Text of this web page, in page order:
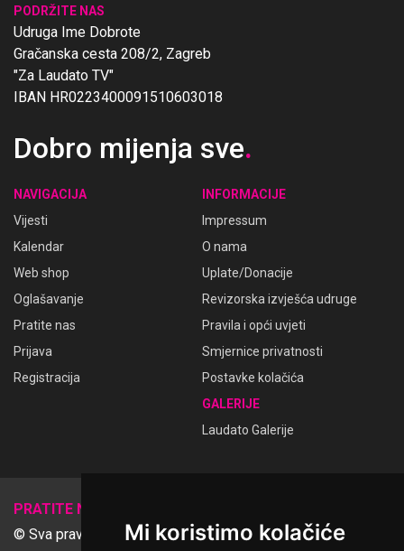
Mi koristimo kolačiće
PODRŽITE NAS
Udruga Ime Dobrote
Gračanska cesta 208/2, Zagreb
"Za Laudato TV"
IBAN HR0223400091510603018
Dobro mijenja sve.
NAVIGACIJA
Vijesti
Kalendar
Web shop
Oglašavanje
Pratite nas
Prijava
Registracija
INFORMACIJE
Impressum
O nama
Uplate/Donacije
Revizorska izvješća udruge
Pravila i opći uvjeti
Smjernice privatnosti
Postavke kolačića
GALERIJE
Laudato Galerije
PRATITE NAS
© Sva prava pridržana Udruga Ime dobrote